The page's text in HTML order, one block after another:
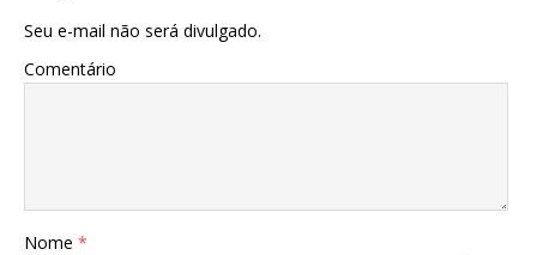
Seu e-mail não será divulgado.
Comentário
Nome *